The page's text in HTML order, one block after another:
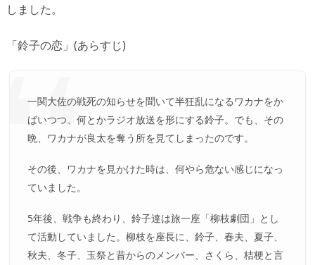
しました。
「鈴子の恋」(あらすじ)
一関大佐の戦死の知らせを聞いて半狂乱になるワカナをか
ばいつつ、何とかラジオ放送を形にする鈴子。でも、その
晩、ワカナが良太を奪う所を見てしまったのです。
その後、ワカナを見かけた時は、何やら危ない感じになっ
ていました。
5年後、戦争も終わり、鈴子達は旅一座「柳枝劇団」とし
て活動していました。柳枝を座長に、鈴子、春夫、夏子、
秋夫、冬子、玉祭と昔からのメンバー、さくら、桔梗と言